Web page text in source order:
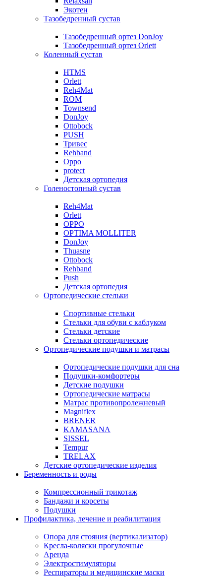
Экотен
Тазобедренный сустав
Тазобедренный ортез DonJoy
Тазобедренный ортез Orlett
Коленный сустав
HTMS
Orlett
Reh4Mat
ROM
Townsend
DonJoy
Ottobock
PUSH
Тривес
Rehband
Oppo
protect
Детская ортопедия
Голеностопный сустав
Reh4Mat
Orlett
OPPO
OPTIMA MOLLITER
DonJoy
Thuasne
Ottobock
Rehband
Push
Детская ортопедия
Ортопедические стельки
Спортивные стельки
Стельки для обуви с каблуком
Стельки детские
Стельки ортопедические
Ортопедические подушки и матрасы
Ортопедические подушки для сна
Подушки-комфортеры
Детские подушки
Ортопедические матрасы
Матрас противопролежневый
Magniflex
BRENER
KAMASANA
SISSEL
Tempur
TRELAX
Детские ортопедические изделия
Беременность и роды
Компрессионный трикотаж
Бандажи и корсеты
Подушки
Профилактика, лечение и реабилитация
Опора для стояния (вертикализатор)
Кресла-коляски прогулочные
Аренда
Электростимуляторы
Респираторы и медицинские маски